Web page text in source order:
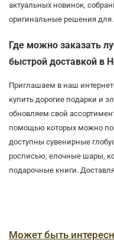
актуальных новинок,
оригинальные решения для
Где можно заказать
быстрой доставкой в
Приглашаем в наш
купить дорогие подарки и
обновляем свой
помощью которых можно
доступны сувенирные
росписью, елочные шары,
подарочные книги.
Может быть